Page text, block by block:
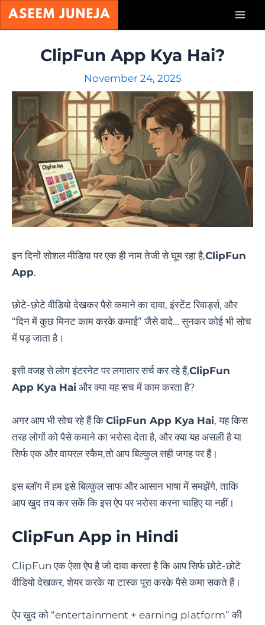
Skip
ClipFun App Kya Hai?
November 24, 2025
इन दिनों सोशल मीडिया पर एक ही नाम तेजी से घूम रहा है,ClipFun
App.
छोटे-छोटे वीडियो देखकर पैसे कमाने का दावा, इंस्टेंट रिवार्ड्स, और
“दिन में कुछ मिनट काम करके कमाई” जैसे वादे… सुनकर कोई भी सोच
में पड़ जाता है।
इसी वजह से लोग इंटरनेट पर लगातार सर्च कर रहे हैं,ClipFun
App Kya Hai और क्या यह सच में काम करता है?
अगर आप भी सोच रहे हैं कि ClipFun App Kya Hai, यह किस
तरह लोगों को पैसे कमाने का भरोसा देता है, और क्या यह असली है या
सिर्फ एक और वायरल स्कैम,तो आप बिल्कुल सही जगह पर हैं।
इस ब्लॉग में हम इसे बिल्कुल साफ और आसान भाषा में समझेंगे, ताकि
आप खुद तय कर सकें कि इस ऐप पर भरोसा करना चाहिए या नहीं।
ClipFun App in Hindi
ClipFun एक ऐसा ऐप है जो दावा करता है कि आप सिर्फ छोटे-छोटे
वीडियो देखकर, शेयर करके या टास्क पूरा करके पैसे कमा सकते हैं।
ऐप खुद को “entertainment + earning platform” की